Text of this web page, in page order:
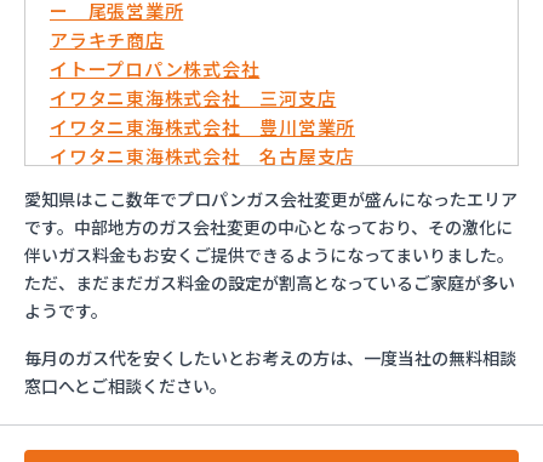
ー 尾張営業所
アラキチ商店
イトープロパン株式会社
イワタニ東海株式会社 三河支店
イワタニ東海株式会社 豊川営業所
イワタニ東海株式会社 名古屋支店
イワタニ東海株式会社 名古屋南営業所
およべプロパン
ガスショップイチカワ
ガステックサービス株式会社 安城営業所
ガステックサービス株式会社 西三河支店
ガステックサービス株式会社 蒲郡営業所
ガステックサービス株式会社 吉良営業所
ガステックサービス株式会社 新城営業所
ガステックサービス株式会社 西尾営業所
愛知県はここ数年でプロパンガス会社変更が盛んになったエリア
です。中部地方のガス会社変更の中心となっており、その激化に
伴いガス料金もお安くご提供できるようになってまいりました。
ただ、まだまだガス料金の設定が割高となっているご家庭が多い
ようです。
毎月のガス代を安くしたいとお考えの方は、一度当社の無料相談
窓口へとご相談ください。